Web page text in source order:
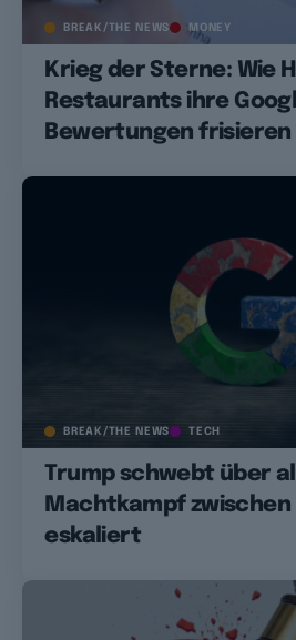
BREAK/THE NEWS MONEY
Krieg der Sterne: Wie
Restaurants ihre
Bewertungen frisieren
BREAK/THE NEWS TECH
Trump schwebt über
Machtkampf zwischen
eskaliert